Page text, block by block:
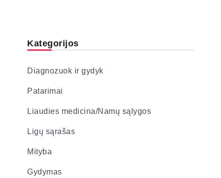
Kategorijos
Diagnozuok ir gydyk
Patarimai
Liaudies medicina/Namų sąlygos
Ligų sąrašas
Mityba
Gydymas